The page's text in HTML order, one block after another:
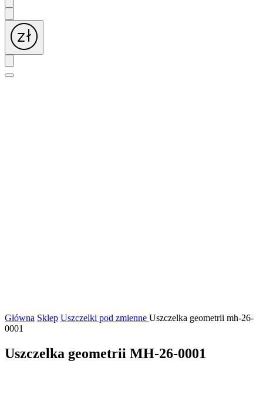
Główna Sklep Uszczelki pod zmienne Uszczelka geometrii mh-26-
0001
Uszczelka geometrii MH-26-0001